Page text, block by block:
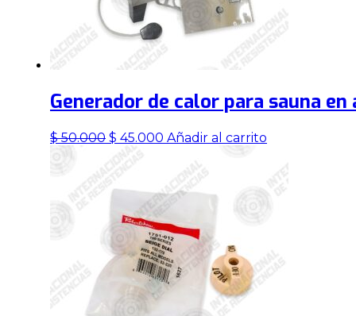
Generador de calor para sauna
$50.000 El
precio
era:
$ 50.000.
$ 45.000 El
$ 45.000.
Añadir al carrito